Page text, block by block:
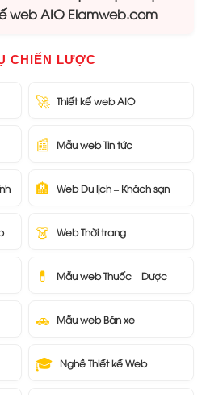
web AIO Elamweb.com
CHIẾN LƯỢC
🚀 Thiết kế web AIO
📰 Mẫu web Tin tức
🏨 Web Du lịch – Khách sạn
👗 Web Thời trang
💊 Mẫu web Thuốc – Dược
🚗 Mẫu web Bán xe
🎓 Nghề Thiết kế Web